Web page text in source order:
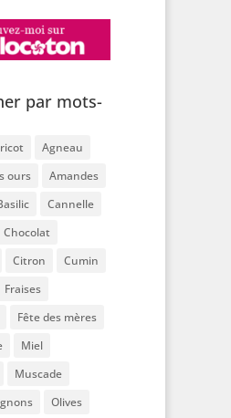
par mots-
Agneau
ours
Amandes
Cannelle
Chocolat
Citron
Cumin
Fraises
Fête des mères
Miel
Muscade
Olives